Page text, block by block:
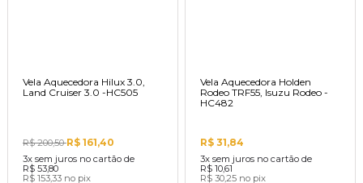
Vela Aquecedora Hilux 3.0,
Land Cruiser 3.0 -HC505
R$ 200,50R$ 161,40
3x sem juros no cartão de
R$ 53,80
R$ 153,33 no pix
Vela Aquecedora Holden
Rodeo TRF55, Isuzu Rodeo -
HC482
R$ 31,84
3x sem juros no cartão de
R$ 10,61
R$ 30,25 no pix